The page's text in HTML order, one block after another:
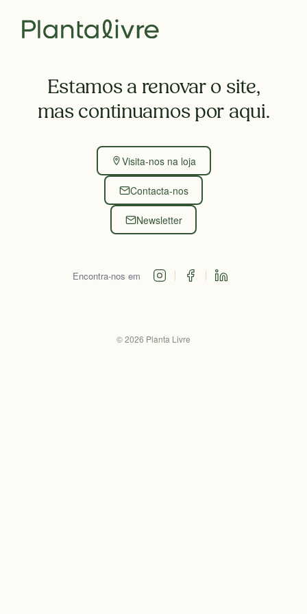
Estamos a renovar o site,
mas continuamos por aqui.
Visita-nos na loja
Contacta-nos
Newsletter
Encontra-nos em
©2026 Planta Livre